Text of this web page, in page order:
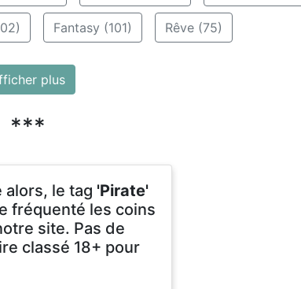
Fantasy (101) Rêve (75)
plus
***
alors, le tag 'Pirate'
fréquenté les coins
site. Pas de
classé 18+ pour